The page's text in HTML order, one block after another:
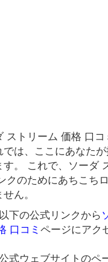
ストリーム 価格 口コ
は、ここにあなた
。 これで、ソーダ
クのためにあちこち
ん。
以下の公式リンクから
口コミ ページにアク
式ウェブサイトのペ